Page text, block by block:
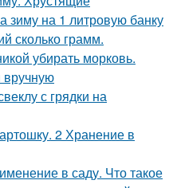
на 1 литровую банку
сколько грамм.
убирать морковь.
с грядки на
2 Хранение в
в саду. Что такое